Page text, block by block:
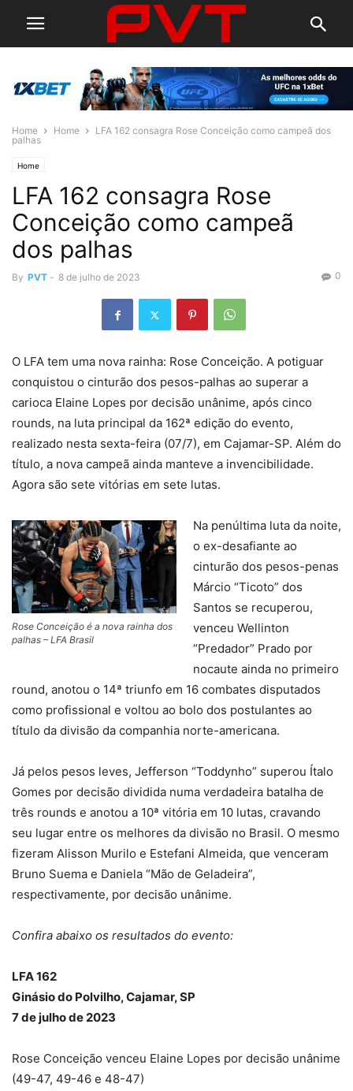
Home Home
LFA 162 consagra Rose Conceição como campeã dos
palhas
Home
LFA 162 consagra Rose
Conceição como campeã
dos palhas
By PVT - 8 de julho de 2023 0
O LFA tem uma nova rainha: Rose Conceição. A potiguar
conquistou o cinturão dos pesos-palhas ao superar a
carioca Elaine Lopes por decisão unânime, após cinco
rounds, na luta principal da 162ª edição do evento,
realizado nesta sexta-feira (07/7), em Cajamar-SP. Além do
título, a nova campeã ainda manteve a invencibilidade.
Agora são sete vitórias em sete lutas.
Rose Conceição é a nova rainha dos
palhas – LFA Brasil
Na penúltima luta da noite,
o ex-desafiante ao
cinturão dos pesos-penas
Márcio “Ticoto” dos
Santos se recuperou,
venceu Wellinton
“Predador” Prado por
nocaute ainda no primeiro
round, anotou o 14ª triunfo em 16 combates disputados
como profissional e voltou ao bolo dos postulantes ao
título da divisão da companhia norte-americana.
Já pelos pesos leves, Jefferson “Toddynho” superou Ítalo
Gomes por decisão dividida numa verdadeira batalha de
três rounds e anotou a 10ª vitória em 10 lutas, cravando
seu lugar entre os melhores da divisão no Brasil. O mesmo
fizeram Alisson Murilo e Estefani Almeida, que venceram
Bruno Suema e Daniela “Mão de Geladeira”,
respectivamente, por decisão unânime.
Confira abaixo os resultados do evento:
LFA 162
Ginásio do Polvilho, Cajamar, SP
7 de julho de 2023
Rose Conceição venceu Elaine Lopes por decisão unânime
(49-47, 49-46 e 48-47)